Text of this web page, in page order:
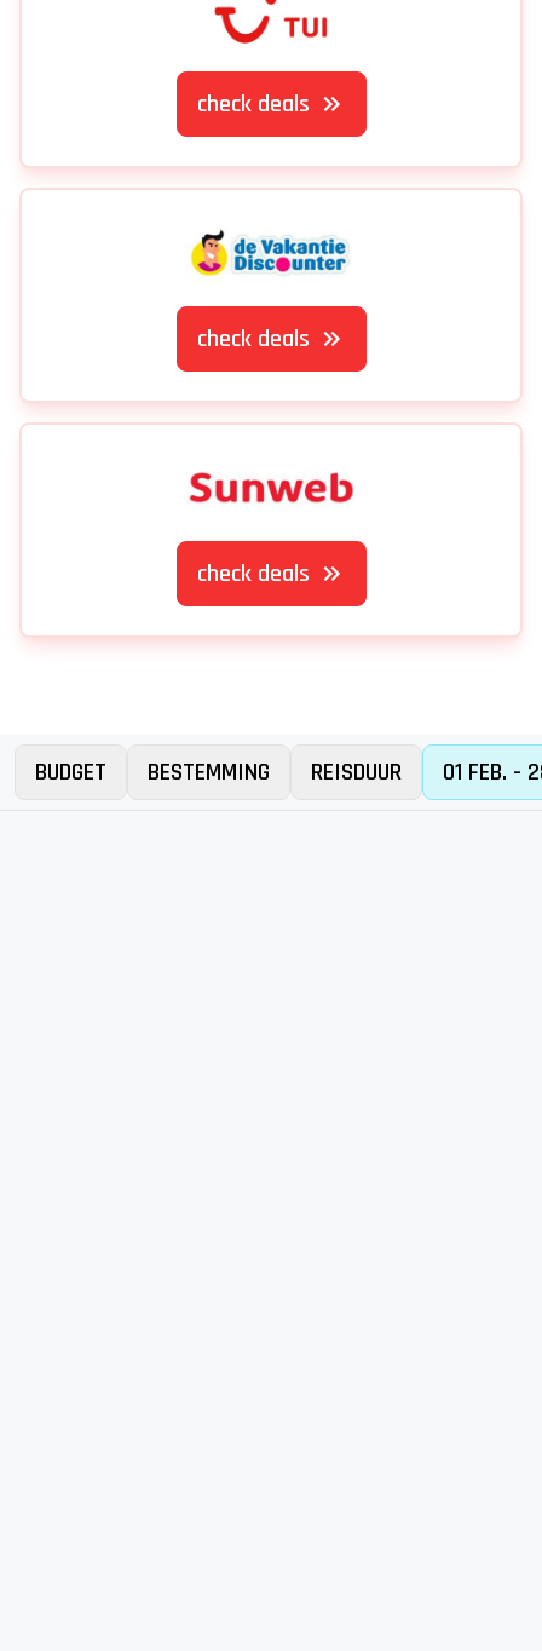
check deals
check deals
check deals
BUDGET BESTEMMING REISDUUR 01 FEB. -